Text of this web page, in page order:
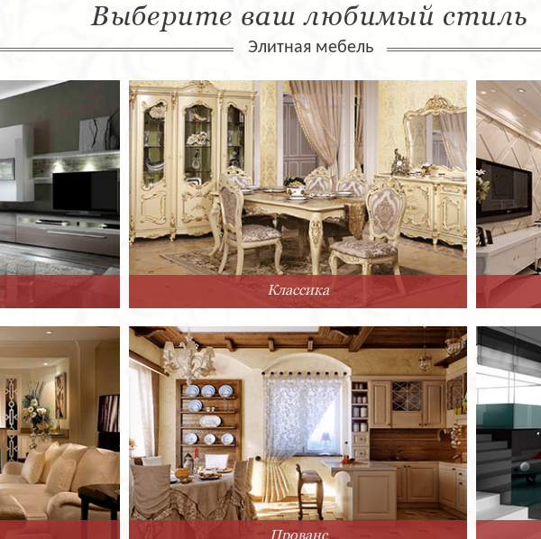
Выберите ваш любимый стиль
Элитная мебель
Классика
Прованс